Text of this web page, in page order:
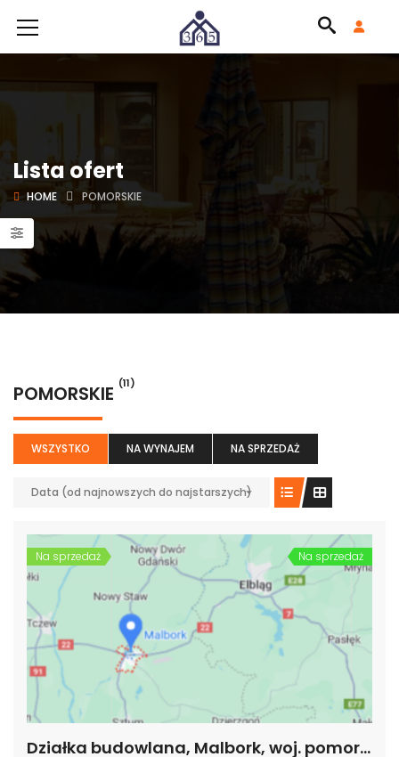
Lista ofert
HOME POMORSKIE
POMORSKIE (11)
WSZYSTKO NA WYNAJEM NA SPRZEDAŻ
Data (od najnowszych do najstarszych)
Na sprzedaż Na sprzedaż
Działka budowlana, Malbork, woj. pomorskie